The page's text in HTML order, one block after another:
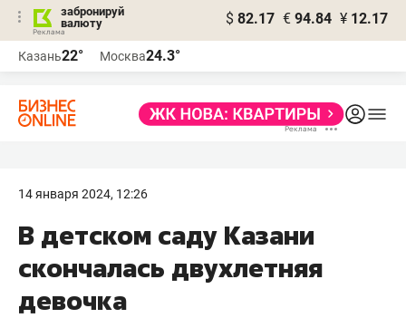
забронируй
валюту
$ 82.17 € 94.84 ¥ 12.17
Казань22° Москва24.3°
14 января 2024, 12:26
В детском саду Казани
скончалась двухлетняя
девочка